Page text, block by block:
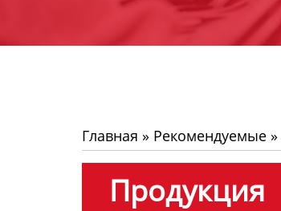
Главная » Рекомендуемые »
Продукция